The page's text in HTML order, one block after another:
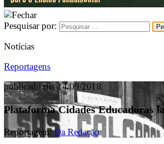
Pesquisar por:
Notícias
Reportagens
publicado dia 14/09/2018
Plataforma Cidades Educadoras
Reportagem:Da Redação